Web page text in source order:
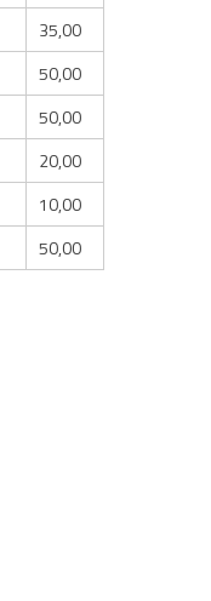
35,00
50,00
50,00
20,00
10,00
50,00